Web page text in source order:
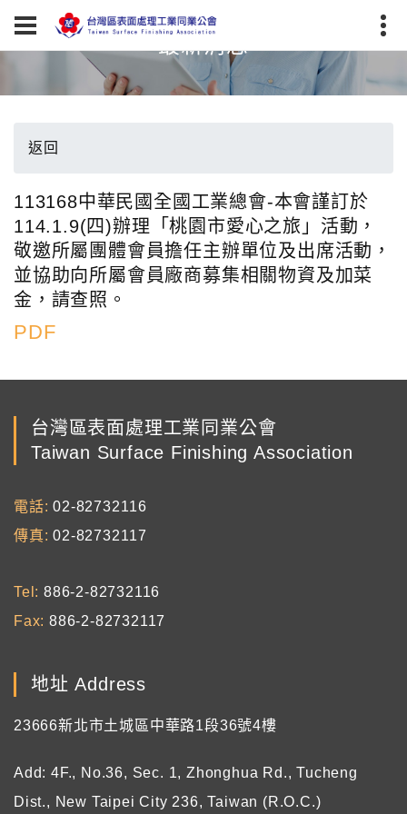
最新消息
返回
113168中華民國全國工業總會-本會謹訂於
114.1.9(四)辦理「桃園市愛心之旅」活動，
敬邀所屬團體會員擔任主辦單位及出席活動，
並協助向所屬會員廠商募集相關物資及加菜
金，請查照。
PDF
台灣區表面處理工業同業公會
Taiwan Surface Finishing Association
電話
02-82732116
傳真
02-82732117
Tel
886-2-82732116
Fax 886-2-82732117
地址 Address
23666新北市土城區中華路1段36號4樓
Add: 4F., No.36, Sec. 1, Zhonghua Rd., Tucheng
Dist., New Taipei City 236, Taiwan (R.O.C.)